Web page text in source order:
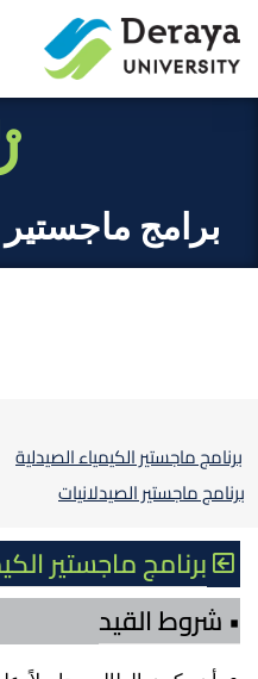
برامج
برنامج ماجستير الكيمياء الصيدلية
برنامج ماجستير الصيدلانيات
برنامج ماجستير
• شروط القيد